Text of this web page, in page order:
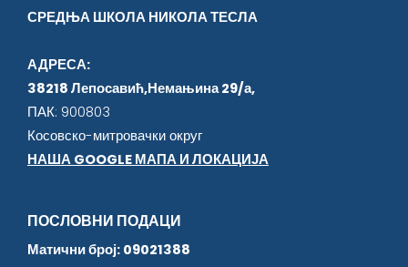
СРЕДЊА ШКОЛА НИКОЛА ТЕСЛА
АДРЕСА:
38218 Лепосавић,Немањина 29/а,
ПАК: 900803
Косовско-митровачки округ
НАША GOOGLE МАПА И ЛОКАЦИЈА
ПОСЛОВНИ ПОДАЦИ
Матични број: 09021388